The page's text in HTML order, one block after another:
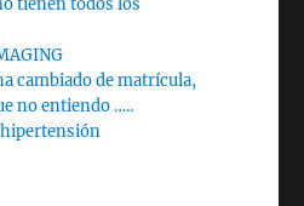
cambiado de matrícula,
no entiendo …..